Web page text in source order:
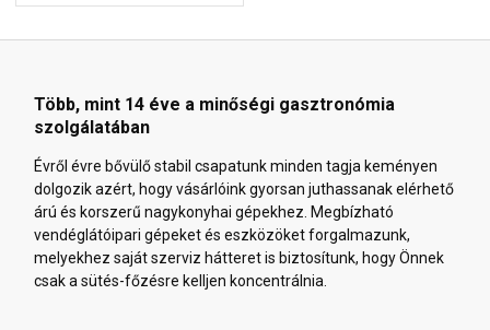
Több, mint 14 éve a minőségi gasztronómia
szolgálatában
Évről évre bővülő stabil csapatunk minden tagja keményen
dolgozik azért, hogy vásárlóink gyorsan juthassanak elérhető
árú és korszerű nagykonyhai gépekhez. Megbízható
vendéglátóipari gépeket és eszközöket forgalmazunk,
melyekhez saját szerviz hátteret is biztosítunk, hogy Önnek
csak a sütés-főzésre kelljen koncentrálnia.